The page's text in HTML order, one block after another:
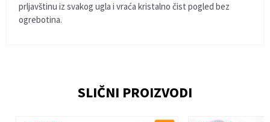
prljavštinu iz svakog ugla i vraća kristalno čist pogled bez
ogrebotina.
SLIČNI PROIZVODI